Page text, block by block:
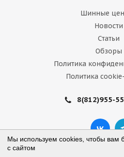
Шинные
Новости
Статьи
Обзоры
Политика
Политика
8(812)955-
Мы используем cookies, чтобы вам
с сайтом